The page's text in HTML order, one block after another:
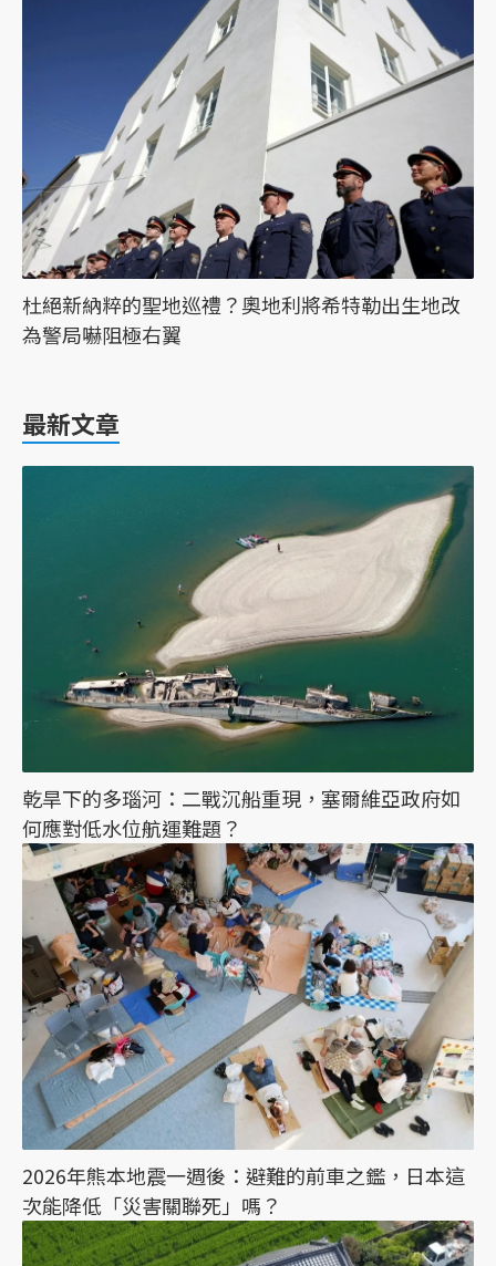
杜絕新納粹的聖地巡禮？奧地利將希特勒出生地改
為警局嚇阻極右翼
最新文章
乾旱下的多瑙河：二戰沉船重現，塞爾維亞政府如
何應對低水位航運難題？
2026年熊本地震一週後：避難的前車之鑑，日本這
次能降低「災害關聯死」嗎？